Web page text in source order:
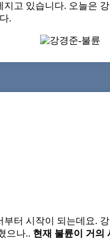
고 있습니다. 오늘은
.
터 시작이 되는데요.
으나.. 현재 불륜이 거의